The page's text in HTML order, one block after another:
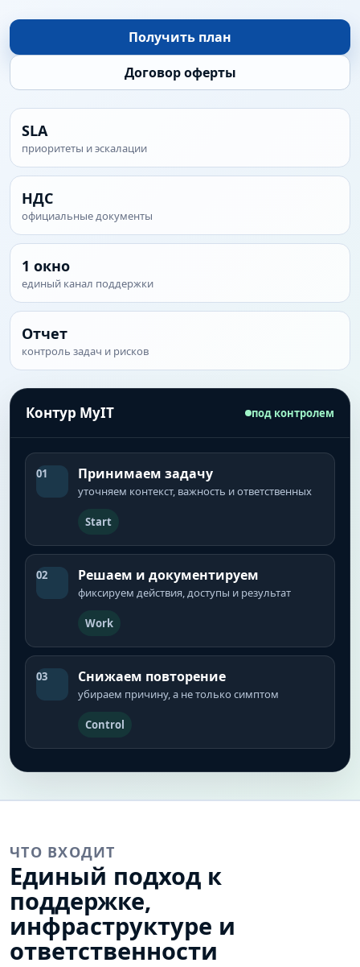
Получить план
Договор оферты
SLA
приоритеты и эскалации
НДС
официальные документы
1 окно
единый канал поддержки
Отчет
контроль задач и рисков
Контур MyIT под контролем
01 Принимаем задачу
уточняем контекст, важность и ответственных
Start
02 Решаем и документируем
фиксируем действия, доступы и результат
Work
03 Снижаем повторение
убираем причину, а не только симптом
Control
ЧТО ВХОДИТ
Единый подход к
поддержке,
инфраструктуре и
ответственности